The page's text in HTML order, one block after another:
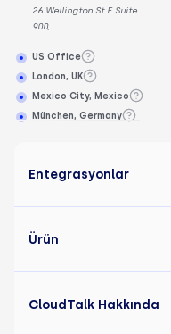
26 Wellington St E Suite
900,
US Office
London, UK
Mexico City, Mexico
München, Germany
Entegrasyonlar
Ürün
CloudTalk Hakkında